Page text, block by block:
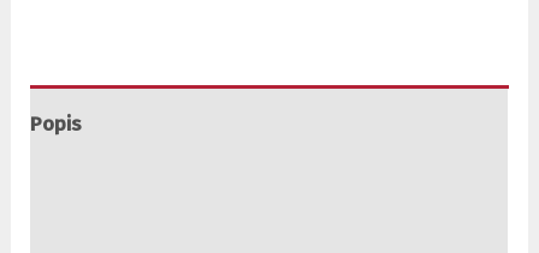
Popis